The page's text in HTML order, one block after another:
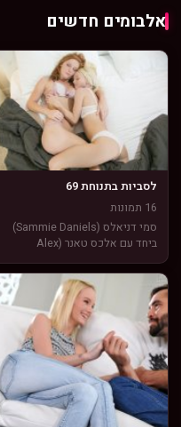
אלבומים חדשים
לסביות בתנוחת 69
16 תמונות
סמי דניאלס (Sammie Daniels)
ביחד עם אלכס טאנר (Alex
תנוחת 69